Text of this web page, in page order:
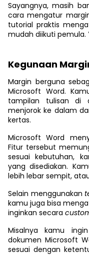
Sayangnya, masih
cara mengatur
tutorial praktis
mudah diikuti pemula.
Kegunaan
Margin berguna
Microsoft Word.
tampilan tulisan di
menjorok ke dalam
kertas.
Microsoft Word
Fitur tersebut
sesuai kebutuhan,
yang disediakan.
lebih lebar sempit,
Selain menggunakan
kamu juga bisa
inginkan secara
Misalnya kamu
dokumen Microsoft
sesuai dengan